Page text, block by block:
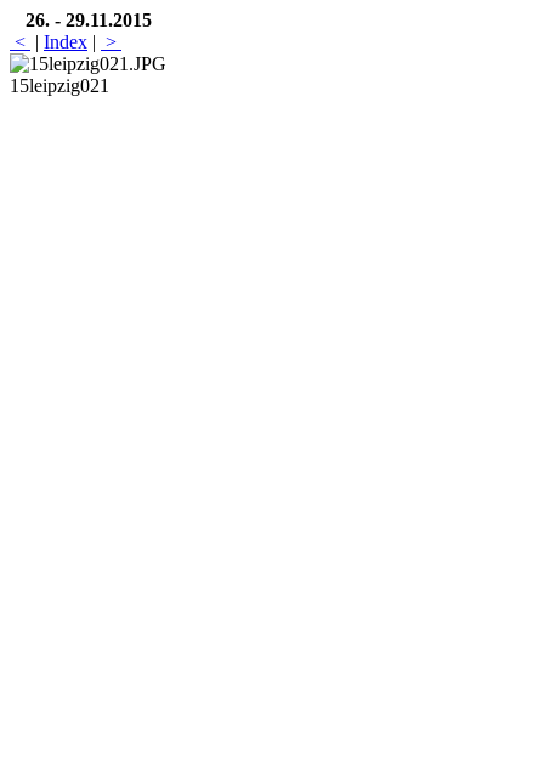
26. - 29.11.2015
< | Index | >
15leipzig021